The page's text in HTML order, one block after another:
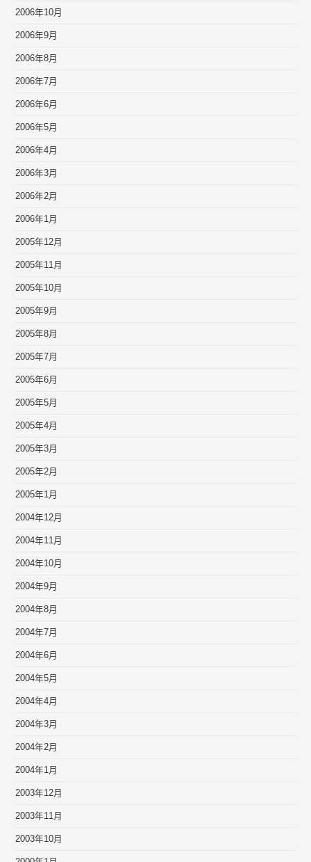
2006年10月
2006年9月
2006年8月
2006年7月
2006年6月
2006年5月
2006年4月
2006年3月
2006年2月
2006年1月
2005年12月
2005年11月
2005年10月
2005年9月
2005年8月
2005年7月
2005年6月
2005年5月
2005年4月
2005年3月
2005年2月
2005年1月
2004年12月
2004年11月
2004年10月
2004年9月
2004年8月
2004年7月
2004年6月
2004年5月
2004年4月
2004年3月
2004年2月
2004年1月
2003年12月
2003年11月
2003年10月